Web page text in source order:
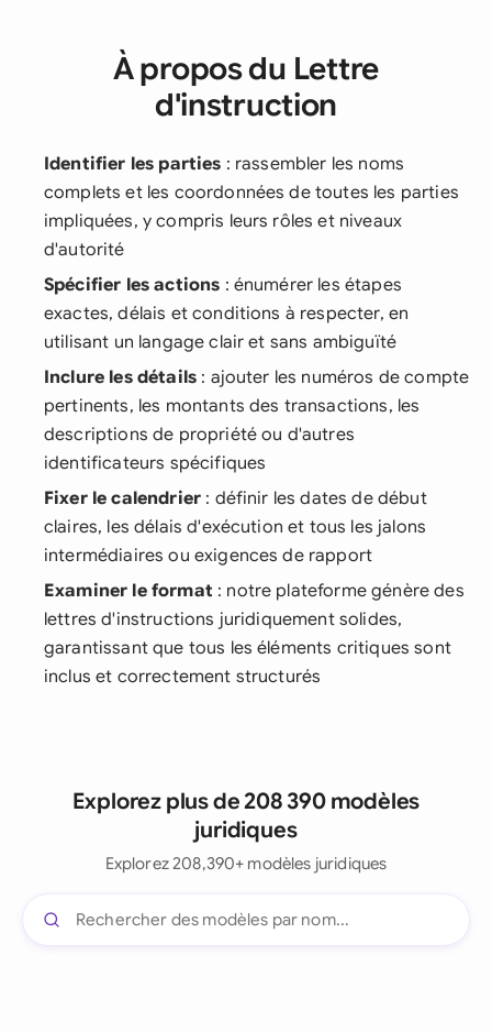
À propos du Lettre
d'instruction
Identifier les parties : rassembler les noms
complets et les coordonnées de toutes les parties
impliquées, y compris leurs rôles et niveaux
d'autorité
Spécifier les actions : énumérer les étapes
exactes, délais et conditions à respecter, en
utilisant un langage clair et sans ambiguïté
Inclure les détails : ajouter les numéros de compte
pertinents, les montants des transactions, les
descriptions de propriété ou d'autres
identificateurs spécifiques
Fixer le calendrier : définir les dates de début
claires, les délais d'exécution et tous les jalons
intermédiaires ou exigences de rapport
Examiner le format : notre plateforme génère des
lettres d'instructions juridiquement solides,
garantissant que tous les éléments critiques sont
inclus et correctement structurés
Explorez plus de 208 390 modèles
juridiques
Explorez 208,390+ modèles juridiques